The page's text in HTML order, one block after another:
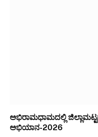
ಅಭಿರಾಮಧಾಮದಲ್ಲಿ ಜಿಲ್ಲಾಮಟ್ಟದ
ಅಭಿಯಾನ-2026